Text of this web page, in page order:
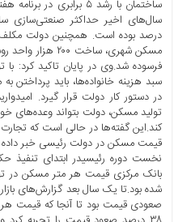
برگه
نمونه
تعرفه
درباره
چند
رسانه
ارتباط
سبد هزینه خانواده‌ها، باید
در دستور کار دولت قرار گیرد.
تولید مسکن، دولت بتواند وعده‌های
نخست دوره رئیسیدر ابتدای
شده بود.تا یک سال بعد گزارش‌های